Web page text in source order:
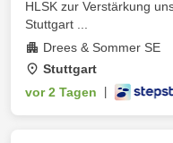
HLSK zur Verstärkung
Stuttgart ...
Drees & Sommer SE
Stuttgart
vor 2 Tagen